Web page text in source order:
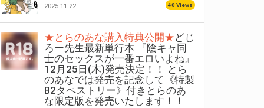
2025.11.22 40 Views
★とらのあな購入特典公開★どじ
ろー先生最新単行本 『陰キャ同
士のセックスが一番エロいよね』
12月25日(木)発売決定！！ とら
のあなでは発売を記念して《特製
B2タペストリー》付きとらのあ
な限定版を発売いたします！！